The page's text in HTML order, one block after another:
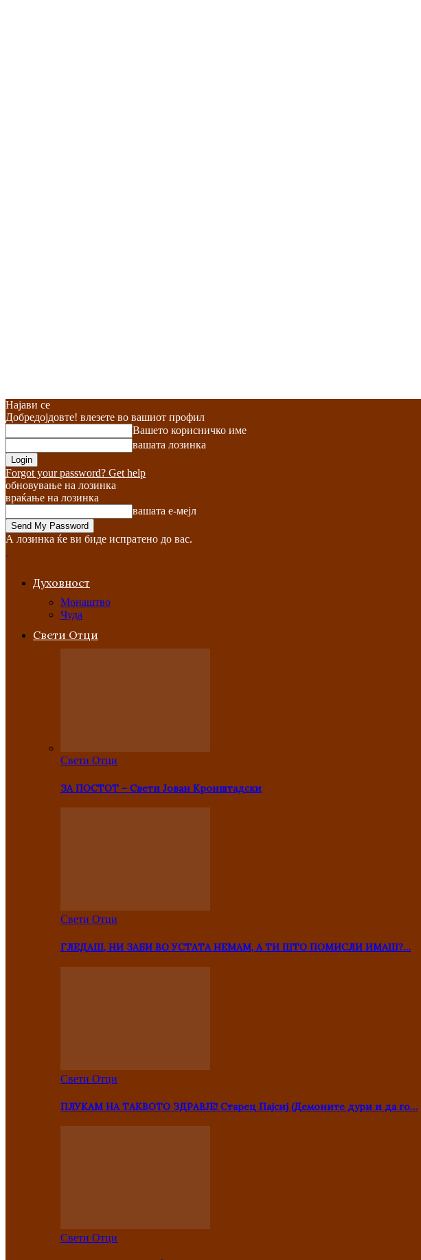
Најави се
Добредојдовте! влезете во вашиот профил
Вашето корисничко име
вашата лозинка
Forgot your password? Get help
обновување на лозинка
враќање на лозинка
вашата е-мејл
А лозинка ќе ви биде испратено до вас.
Духовност
Монаштво
Чуда
Свети Отци
Свети Отци
ЗА ПОСТОТ – Свети Јован Кронштадски
Свети Отци
ГЛЕДАШ, НИ ЗАБИ ВО УСТАТА НЕМАМ, А ТИ ШТО ПОМИСЛИ ИМАШ?…
Свети Отци
ПЛУКАМ НА ТАКВОТО ЗДРАВЈЕ! Старец Пајсиј (Демоните дури и да го…
Свети Отци